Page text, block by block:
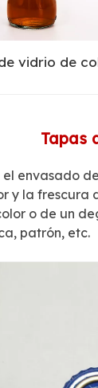
vidrio de
Tapas
envasado
y la
o de un
patrón, etc.